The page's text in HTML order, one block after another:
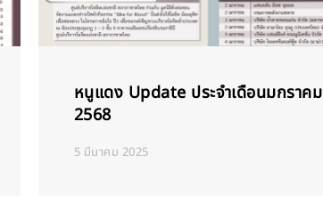
หนูแดง Update ประจำเดือนมกราคม
2568
5 มีนาคม 2025